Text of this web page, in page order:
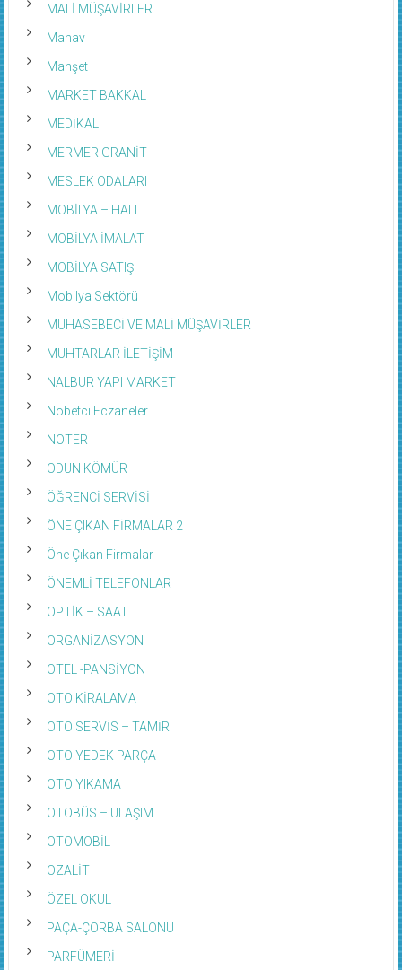
MALİ MÜŞAVİRLER
Manav
Manşet
MARKET BAKKAL
MEDİKAL
MERMER GRANİT
MESLEK ODALARI
MOBİLYA – HALI
MOBİLYA İMALAT
MOBİLYA SATIŞ
Mobilya Sektörü
MUHASEBECİ VE MALİ MÜŞAVİRLER
MUHTARLAR İLETİŞİM
NALBUR YAPI MARKET
Nöbetci Eczaneler
NOTER
ODUN KÖMÜR
ÖĞRENCİ SERVİSİ
ÖNE ÇIKAN FİRMALAR 2
Öne Çıkan Firmalar
ÖNEMLİ TELEFONLAR
OPTİK – SAAT
ORGANİZASYON
OTEL -PANSİYON
OTO KİRALAMA
OTO SERVİS – TAMİR
OTO YEDEK PARÇA
OTO YIKAMA
OTOBÜS – ULAŞIM
OTOMOBİL
OZALİT
ÖZEL OKUL
PAÇA-ÇORBA SALONU
PARFÜMERİ